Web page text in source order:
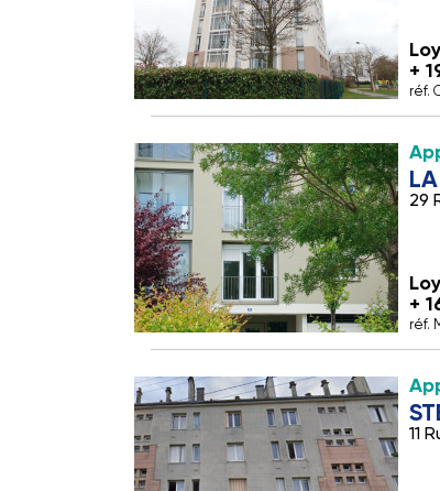
+
réf.
29
+
réf.
11